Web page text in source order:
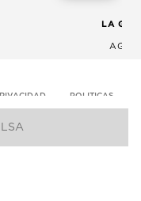
LA
POLITICAS